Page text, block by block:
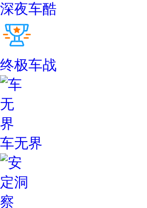
深夜车酷
终极车战
车无界